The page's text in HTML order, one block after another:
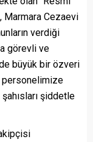
Marmara Cezaevi
verdiği
görevli ve
büyük bir özveri
personelimize
şiddetle